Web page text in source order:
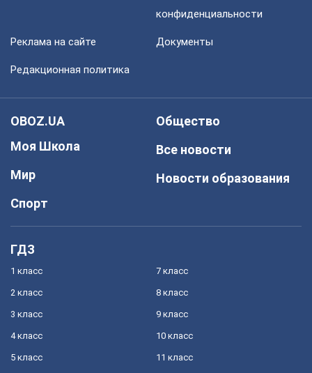
конфиденциальности
Реклама на сайте Документы
Редакционная политика
OBOZ.UA
Моя Школа
Мир
Спорт
Общество
Все новости
Новости образования
ГДЗ
1 класс
2 класс
3 класс
4 класс
5 класс
7 класс
8 класс
9 класс
10 класс
11 класс